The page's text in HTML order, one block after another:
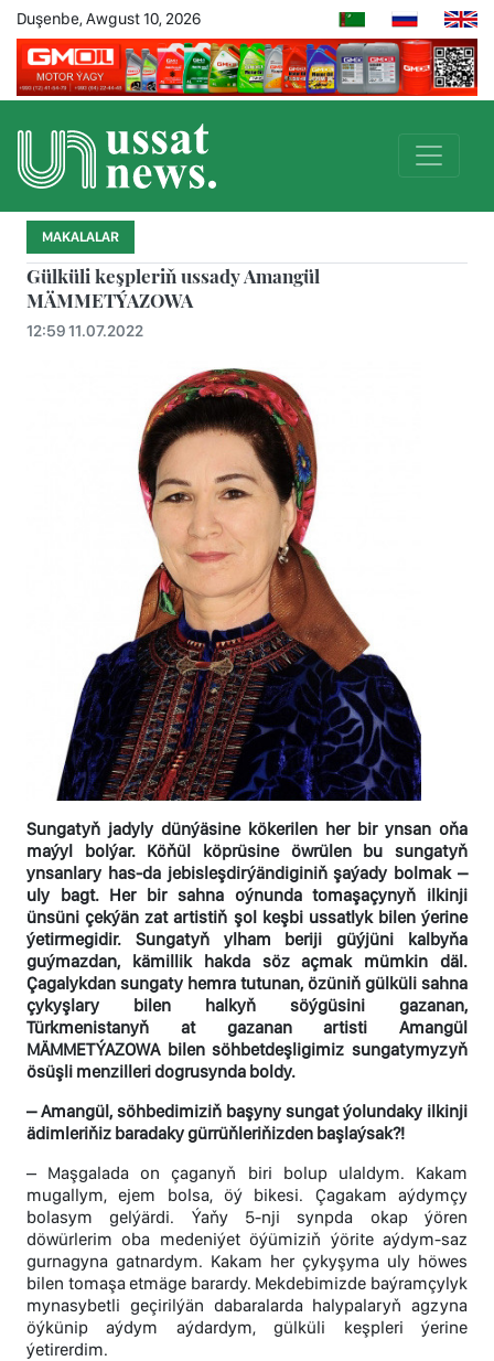
Duşenbe, Awgust 10, 2026
MAKALALAR
Gülküli keşpleriň ussady Amangül
MÄMMETÝAZOWA
12:59 11.07.2022
Sungatyň jadyly dünýäsine kökerilen her bir ynsan oňa
maýyl bolýar. Köňül köprüsine öwrülen bu sungatyň
ynsanlary has-da jebisleşdirýändiginiň şaýady bolmak –
uly bagt. Her bir sahna oýnunda tomaşaçynyň ilkinji
ünsüni çekýän zat artistiň şol keşbi ussatlyk bilen ýerine
ýetirmegidir. Sungatyň ylham beriji güýjüni kalbyňa
guýmazdan, kämillik hakda söz açmak mümkin däl.
Çagalykdan sungaty hemra tutunan, özüniň gülküli sahna
çykyşlary bilen halkyň söýgüsini gazanan,
Türkmenistanyň at gazanan artisti Amangül
MÄMMETÝAZOWA bilen söhbetdeşligimiz sungatymyzyň
ösüşli menzilleri dogrusynda boldy.
– Amangül, söhbedimiziň başyny sungat ýolundaky ilkinji
ädimleriňiz baradaky gürrüňleriňizden başlaýsak?!
– Maşgalada on çaganyň biri bolup ulaldym. Kakam
mugallym, ejem bolsa, öý bikesi. Çagakam aýdymçy
bolasym gelýärdi. Ýaňy 5-nji synpda okap ýören
döwürlerim oba medeniýet öýümiziň ýörite aýdym-saz
gurnagyna gatnardym. Kakam her çykyşyma uly höwes
bilen tomaşa etmäge barardy. Mekdebimizde baýramçylyk
mynasybetli geçirilýän dabaralarda halypalaryň agzyna
öýkünip aýdym aýdardym, gülküli keşpleri ýerine
ýetirerdim.